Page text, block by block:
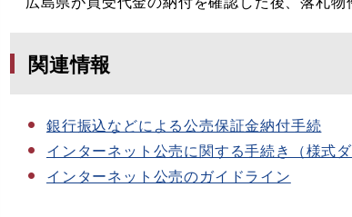
関連情報
銀行振込などによる公売保証金納付手続
インターネット公売に関する手続き（様式ダ
インターネット公売のガイドライン